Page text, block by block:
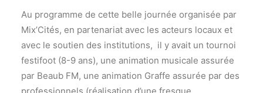
Au programme de cette belle journée organisée par
Mix’Cités, en partenariat avec les acteurs locaux et
avec le soutien des institutions, il y avait un tournoi
festifoot (8-9 ans), une animation musicale assurée
par Beaub FM, une animation Graffe assurée par des